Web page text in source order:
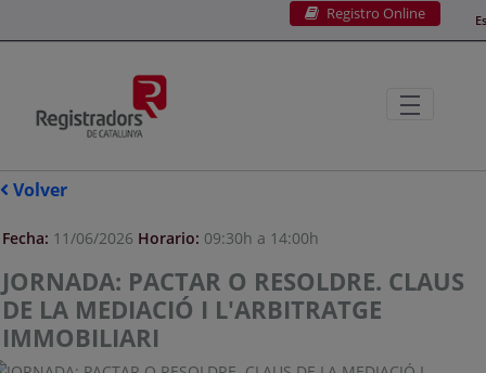
Registro Online
Volver
Fecha: 11/06/2026 Horario: 09:30h a 14:00h
JORNADA: PACTAR O RESOLDRE. CLAUS
DE LA MEDIACIÓ I L'ARBITRATGE
IMMOBILIARI